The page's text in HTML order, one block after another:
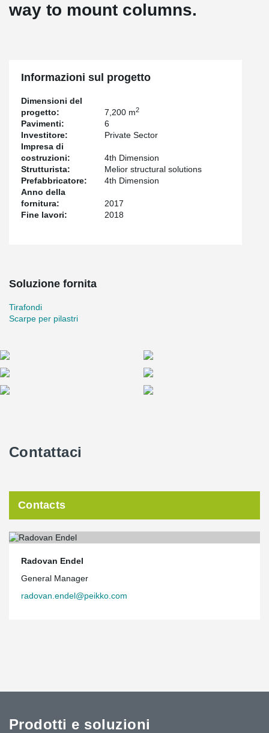
way to mount columns.
Informazioni sul progetto
Dimensioni del
progetto:
7,200 m2
Pavimenti:
6
Investitore:
Private Sector
Impresa di
costruzioni:
4th Dimension
Strutturista:
Melior structural solutions
Prefabbricatore:
4th Dimension
Anno della
fornitura:
2017
Fine lavori:
2018
Soluzione fornita
Tirafondi
Scarpe per pilastri
Contattaci
Contacts
Radovan Endel
General Manager
radovan.endel@peikko.com
Prodotti e soluzioni